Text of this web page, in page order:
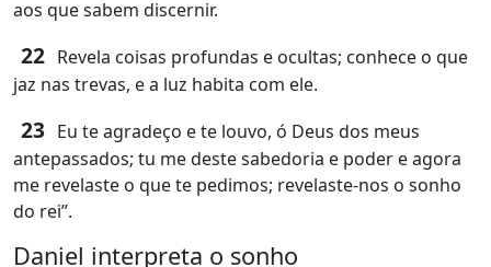
aos que sabem discernir.
22 Revela coisas profundas e ocultas; conhece o que
jaz nas trevas, e a luz habita com ele.
23 Eu te agradeço e te louvo, ó Deus dos meus
antepassados; tu me deste sabedoria e poder e agora
me revelaste o que te pedimos; revelaste‑nos o sonho
do rei”.
Daniel interpreta o sonho